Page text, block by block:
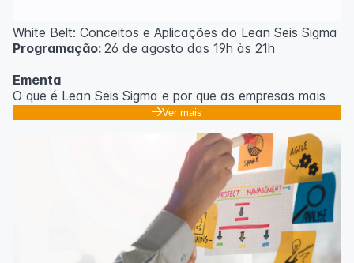
White Belt: Conceitos e Aplicações do Lean Seis Sigma
Programação: 26 de agosto das 19h às 21h
Ementa
O que é Lean Seis Sigma e por que as empresas mais
eficientes do mundo usam;
Introdução ao DMAIC: o roteiro para resolver
Ferramentas essenciais: 5 Porquês, Ishikawa e voz do
Casos práticos de melhoria em processos
administrativos e operacionais;
Próximos passos na jornada Lean Seis Sigma: do White
Ver mais